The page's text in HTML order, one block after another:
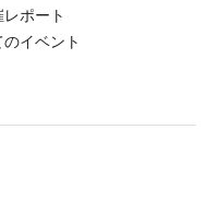
レポート
のイベント